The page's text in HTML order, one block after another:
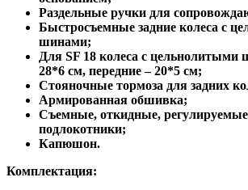
Раздельные ручки для
Быстросъемные задние колеса с
шинами;
Для SF 18 колеса с цельнолитыми
28*6 см, передние – 20*5 см;
Стояночные тормоза для задних
Армированная обшивка;
Съемные, откидные,
подлокотники;
Капюшон.
Комплектация: